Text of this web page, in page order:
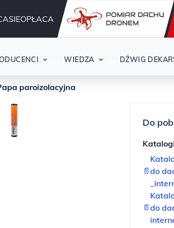
Działamy nieprzerwanie od
WIEDZA DŹWIG
Bauder EVA35 Papa paroizolacyjna
paroizolacyjna
Do
📄do
📄do